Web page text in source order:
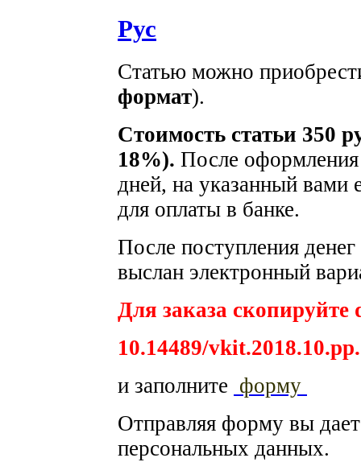
Рус
Статью можно
формат).
Стоимость статьи 350
18%). После оформления
дней, на указанный вами
для оплаты в банке.
После поступления денег
выслан электронный
Для заказа скопируйте
10.14489/
и заполните форму
Отправляя форму вы
персональных данных.